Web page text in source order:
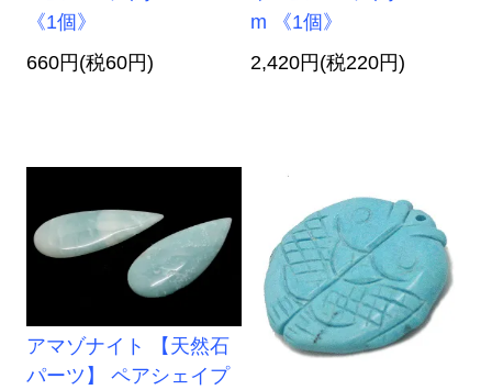
《1個》
660円(税60円)
m 《1個》
2,420円(税220円)
アマゾナイト 【天然石
パーツ】 ペアシェイプ